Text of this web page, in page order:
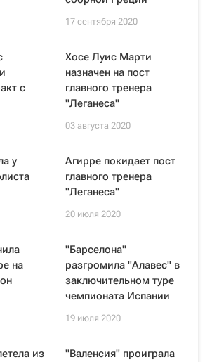
17 сентября 2020
с
Хосе Луис Марти
назначен на пост
главного тренера
"Леганеса"
03 августа 2020
у
Агирре покидает пост
главного тренера
"Леганеса"
20 июля 2020
на
"Барселона"
разгромила "Алавес" в
заключительном туре
чемпионата Испании
19 июля 2020
из
"Валенсия" проиграла